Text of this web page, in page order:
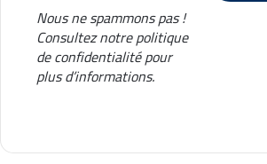
Nous ne spammons pas !
Consultez notrepolitique
de confidentialitépour
plus d’informations.